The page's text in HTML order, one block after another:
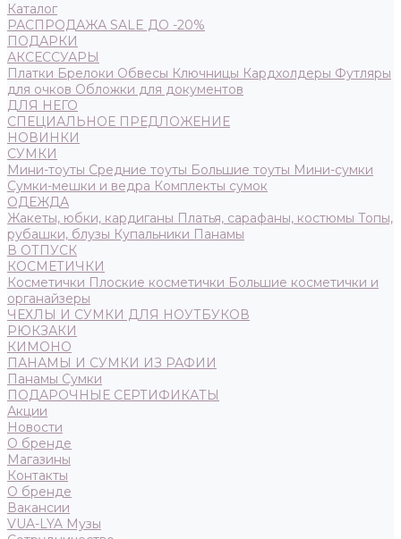
Каталог
РАСПРОДАЖА SALE ДО -20%
ПОДАРКИ
АКСЕССУАРЫ
Платки Брелоки Обвесы Ключницы Кардхолдеры Футляры
для очков Обложки для документов
ДЛЯ НЕГО
СПЕЦИАЛЬНОЕ ПРЕДЛОЖЕНИЕ
НОВИНКИ
СУМКИ
Мини-тоуты Средние тоуты Большие тоуты Мини-сумки
Сумки-мешки и ведра Комплекты сумок
ОДЕЖДА
Жакеты, юбки, кардиганы Платья, сарафаны, костюмы Топы,
рубашки, блузы Купальники Панамы
В ОТПУСК
КОСМЕТИЧКИ
Косметички Плоские косметички Большие косметички и
органайзеры
ЧЕХЛЫ И СУМКИ ДЛЯ НОУТБУКОВ
РЮКЗАКИ
КИМОНО
ПАНАМЫ И СУМКИ ИЗ РАФИИ
Панамы Сумки
ПОДАРОЧНЫЕ СЕРТИФИКАТЫ
Акции
Новости
О бренде
Магазины
Контакты
О бренде
Вакансии
VUA-LYA Музы